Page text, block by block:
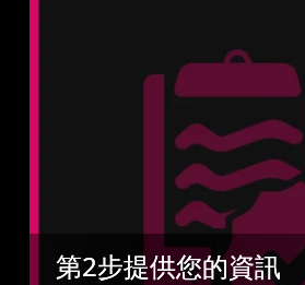
第2步提供您的資訊